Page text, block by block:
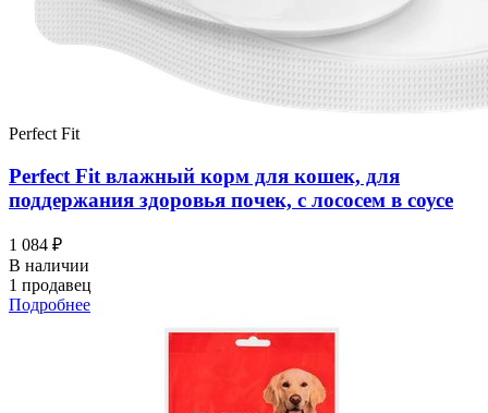
Perfect Fit
Perfect Fit влажный корм для кошек, для
поддержания здоровья почек, с лососем в соусе
1 084 ₽
В наличии
1 продавец
Подробнее